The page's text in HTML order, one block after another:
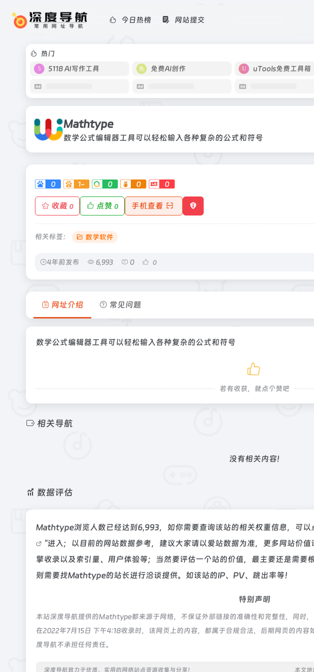
今日热榜 网站提交
热门
5118 AI写作工具
免费AI创作 uTools免费工具箱
Mathtype
数学公式编辑器工具可以轻松输入各种复杂的公式和符号
0 1- 0 0 0
收藏 0 点赞 0 手机查看
相关标签： 数学软件
4年前发布 6,993 0 0
网址介绍 常见问题
数学公式编辑器工具可以轻松输入各种复杂的公式和符号
若有收获，就点个赞吧
相关导航
没有相关内容!
数据评估
Mathtype浏览人数已经达到6,993，如你需要查询该站的相关权重信息，可以
"进入；以目前的网站数据参考，建议大家请以爱站数据为准，更多网站价
擎收录以及索引量、用户体验等；当然要评估一个站的价值，最主要还是需要
则需要找Mathtype的站长进行洽谈提供。如该站的IP、PV、跳出率等！
特别声明
本站深度导航提供的Mathtype都来源于网络，不保证外部链接的准确性和完整性，同时
在2022年7月15日 下午4:18收录时，该网页上的内容，都属于合规合法，后期网页的内
度导航不承担任何责任。
深度导航致力于优质、实用的网络站点资源收集与分享！ 本文